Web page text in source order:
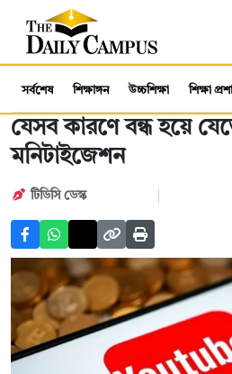
সর্বশেষ শিক্ষাঙ্গন উচ্চশিক্ষা শিক্ষা
যেসব কারণে বন্ধ হয়ে
মনিটাইজেশন
টিডিসি ডেস্ক